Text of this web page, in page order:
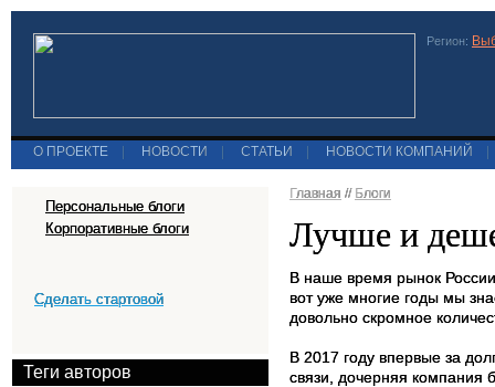
Регион:
О ПРОЕКТЕ НОВОСТИ СТАТЬИ НОВОСТИ КОМПАНИЙ
Персональные блоги
Корпоративные блоги
Сделать стартовой
Теги авторов
Главная // Блоги
Лучше и
В наше время рынок
вот уже многие годы мы
довольно скромное
В 2017 году впервые за
связи, дочерняя